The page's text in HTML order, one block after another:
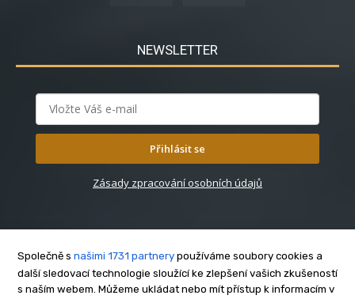
NEWSLETTER
Přihlásit se
Zásady zpracování osobních údajů
O nás
Společně s našimi 1731 partnery používáme soubory cookies a
další sledovací technologie sloužící ke zlepšení vašich zkušeností
s naším webem. Můžeme ukládat nebo mít přístup k informacím v